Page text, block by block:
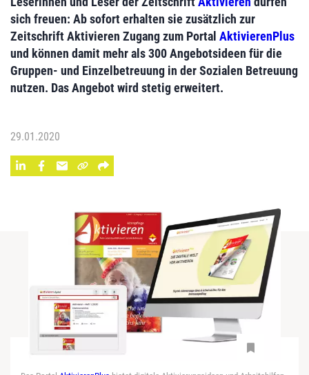
sich freuen: Ab sofort erhalten sie zusätzlich zur
Zeitschrift Aktivieren Zugang zum Portal AktivierenPlus
und können damit mehr als 300 Angebotsideen für die
Gruppen- und Einzelbetreuung in der Sozialen Betreuung
nutzen. Das Angebot wird stetig erweitert.
29.01.2020